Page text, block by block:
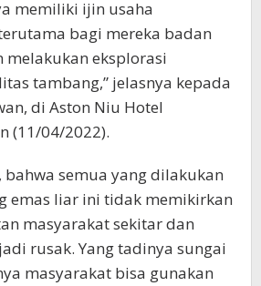
memiliki ijin usaha
bagi mereka badan
melakukan eksplorasi
tambang,” jelasnya kepada
di Aston Niu Hotel
(11/04/2022).
bahwa semua yang dilakukan
emas liar ini tidak memikirkan
masyarakat sekitar dan
rusak. Yang tadinya sungai
masyarakat bisa gunakan